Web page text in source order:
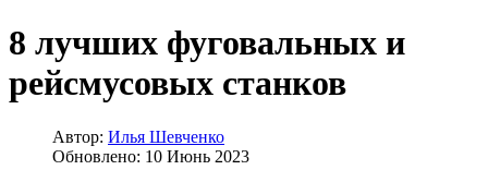
8 лучших фуговальных и
рейсмусовых станков
Автор: Илья Шевченко
Обновлено: 10 Июнь 2023